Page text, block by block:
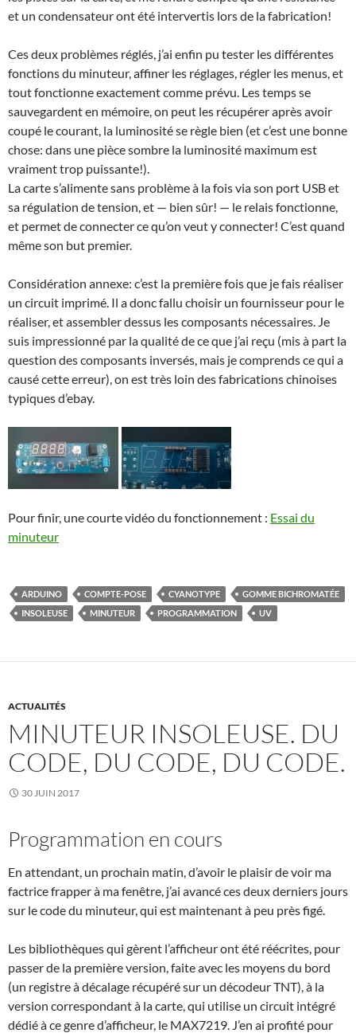
et un condensateur ont été intervertis lors de la fabrication!
Ces deux problèmes réglés, j’ai enfin pu tester les différentes
fonctions du minuteur, affiner les réglages, régler les menus, et
tout fonctionne exactement comme prévu. Les temps se
sauvegardent en mémoire, on peut les récupérer après avoir
coupé le courant, la luminosité se règle bien (et c’est une bonne
chose: dans une pièce sombre la luminosité maximum est
vraiment trop puissante!).
La carte s’alimente sans problème à la fois via son port USB et
sa régulation de tension, et — bien sûr! — le relais fonctionne,
et permet de connecter ce qu’on veut y connecter! C’est quand
même son but premier.
Considération annexe: c’est la première fois que je fais réaliser
un circuit imprimé. Il a donc fallu choisir un fournisseur pour le
réaliser, et assembler dessus les composants nécessaires. Je
suis impressionné par la qualité de ce que j’ai reçu (mis à part la
question des composants inversés, mais je comprends ce qui a
causé cette erreur), on est très loin des fabrications chinoises
typiques d’ebay.
Pour finir, une courte vidéo du fonctionnement : Essai du
minuteur
ARDUINO COMPTE-POSE CYANOTYPE
GOMME BICHROMATÉE
INSOLEUSE
MINUTEUR PROGRAMMATION UV
ACTUALITÉS
MINUTEUR INSOLEUSE. DU
CODE, DU CODE, DU CODE.
30 JUIN 2017
Programmation en cours
En attendant, un prochain matin, d’avoir le plaisir de voir ma
factrice frapper à ma fenêtre, j’ai avancé ces deux derniers jours
sur le code du minuteur, qui est maintenant à peu près figé.
Les bibliothèques qui gèrent l’afficheur ont été réécrites, pour
passer de la première version, faite avec les moyens du bord
(un registre à décalage récupéré sur un décodeur TNT), à la
version correspondant à la carte, qui utilise un circuit intégré
dédié à ce genre d’afficheur, le MAX7219. J’en ai profité pour